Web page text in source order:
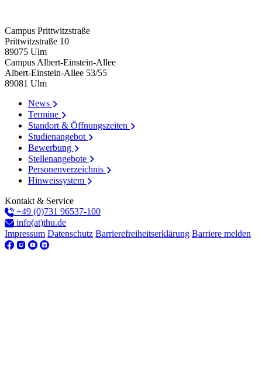
Campus Prittwitzstraße
Prittwitzstraße 10
89075 Ulm
Campus Albert-Einstein-Allee
Albert-Einstein-Allee 53/​55
89081 Ulm
News
Termine
Standort & Öffnungszeiten
Studienangebot
Bewerbung
Stellenangebote
Personenverzeichnis
Hinweissystem
Kontakt & Service
+49 (0)731 96537-100
info(at)thu.de
Impressum Datenschutz Barrierefreiheitserklärung Barriere melden